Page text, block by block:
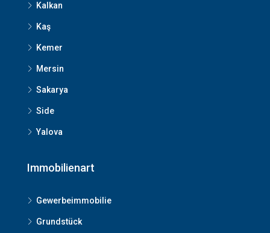
Kalkan
Kaş
Kemer
Mersin
Sakarya
Side
Yalova
Immobilienart
Gewerbeimmobilie
Grundstück